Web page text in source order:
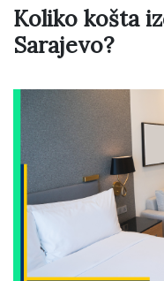
Koliko košta
Sarajevo?